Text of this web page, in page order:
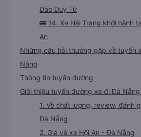
Đào Duy Từ
🚌 14. Xe Hải Trang khởi hành
An
Những câu hỏi thường gặp về tuyến
Nẵng
Thông tin tuyến đường
Giới thiệu tuyến đường xe đi Đà
1. Về chất lượng, review, đánh
Đà Nẵng
2. Giá vé xe Hội An - Đà Nẵng